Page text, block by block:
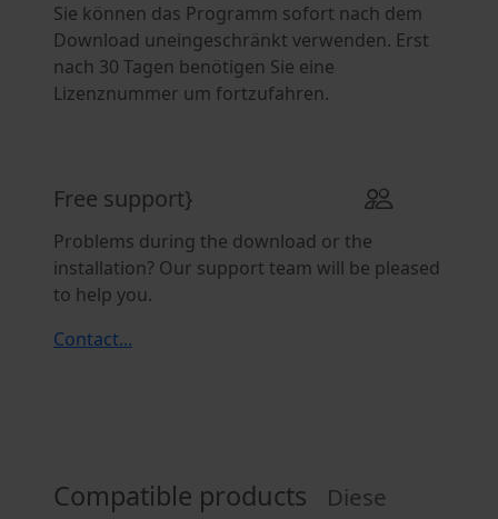
Sie können das Programm sofort nach dem
Download uneingeschränkt verwenden. Erst
nach 30 Tagen benötigen Sie eine
Lizenznummer um fortzufahren.
Free support}
Problems during the download or the
installation? Our support team will be pleased
to help you.
Contact...
Compatible products
Diese